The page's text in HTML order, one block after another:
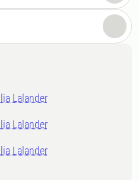
Lalander
Lalander
Lalander